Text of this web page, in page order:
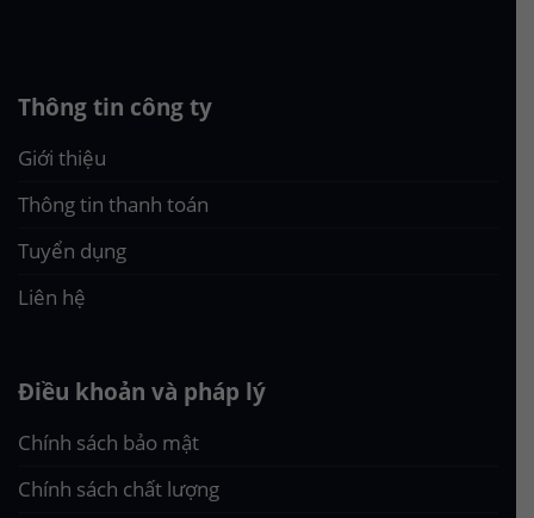
Thông tin công ty
Giới thiệu
Thông tin thanh toán
Tuyển dụng
Liên hệ
Điều khoản và pháp lý
Chính sách bảo mật
Chính sách chất lượng